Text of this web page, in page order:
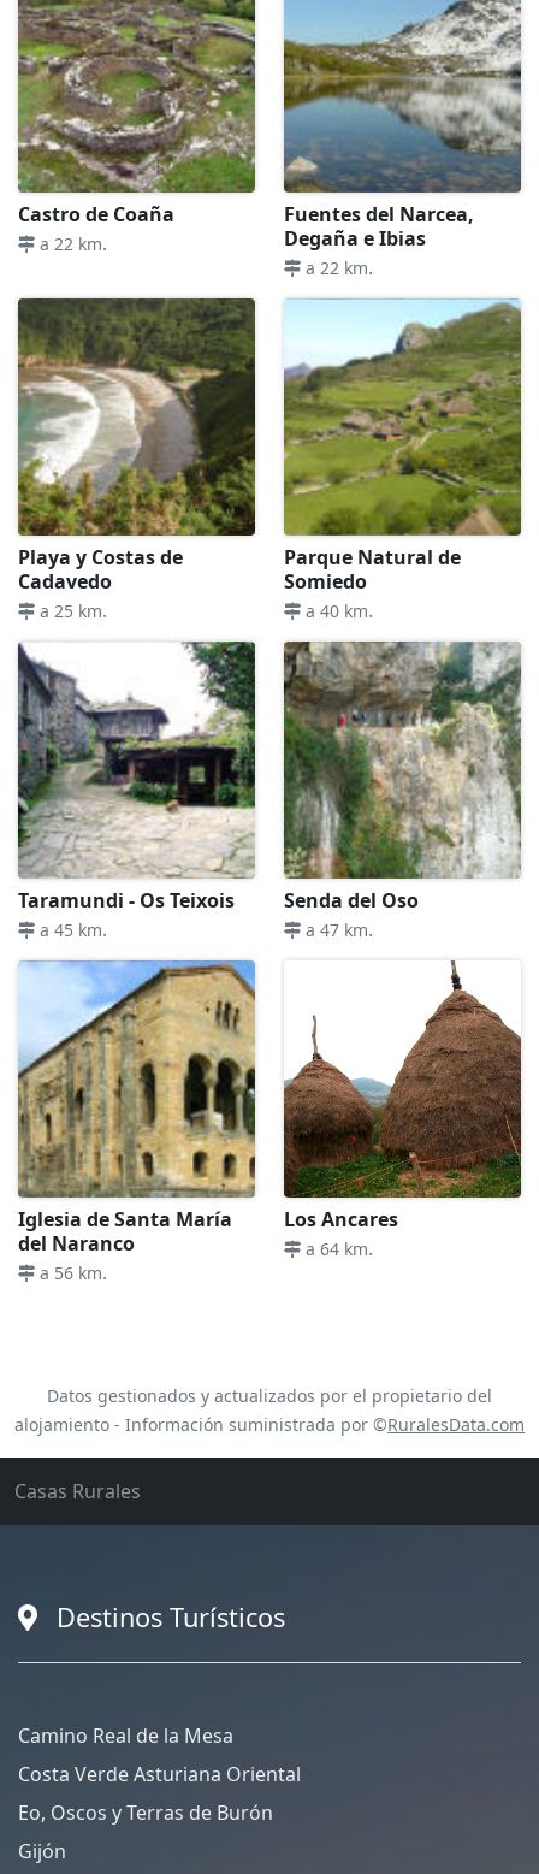
Castro de Coaña
a 22 km.
Fuentes del Narcea,
Degaña e Ibias
a 22 km.
Playa y Costas de
Cadavedo
a 25 km.
Parque Natural de
Somiedo
a 40 km.
Taramundi - Os Teixois
a 45 km.
Senda del Oso
a 47 km.
Iglesia de Santa María
del Naranco
a 56 km.
Los Ancares
a 64 km.
Datos gestionados y actualizados por el propietario del
alojamiento - Información suministrada por ©RuralesData.com
Casas Rurales
Destinos Turísticos
Camino Real de la Mesa
Costa Verde Asturiana Oriental
Eo, Oscos y Terras de Burón
Gijón